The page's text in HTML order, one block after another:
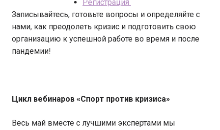
Регистрация
Записывайтесь, готовьте вопросы и определяйте с
нами, как преодолеть кризис и подготовить свою
организацию к успешной работе во время и после
пандемии!
Цикл вебинаров «Спорт против кризиса»
Весь май вместе с лучшими экспертами мы